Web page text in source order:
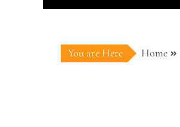
You are Here Home